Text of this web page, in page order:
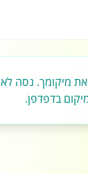
מיקומך. נסה
בדפדפן.